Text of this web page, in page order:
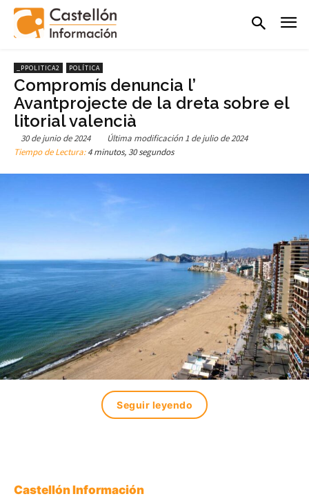
_PPOLITICA2 POLÍTICA
Compromís denuncia l’
Avantprojecte de la dreta sobre el
litorial valencià
30 de junio de 2024 Última modificación 1 de julio de 2024
Tiempo de Lectura:4 minutos, 30 segundos
Seguir leyendo
Castellón Información